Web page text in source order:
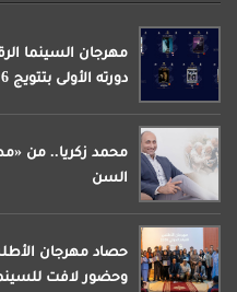
مهرجان السينما
دورته الأولى بتتويج 6 أفلام عربية ودولية
محمد زكريا.. من
السن
حصاد مهرجان
وحضور لافت